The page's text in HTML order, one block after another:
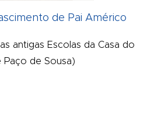
de Pai Américo
antigas Escolas da Casa do
Paço de Sousa)